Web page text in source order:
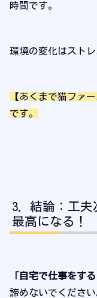
時間です。
環境の変化はストレ
【あくまで猫ファ
です。
結論：工夫
最高になる！
「自宅で仕事をす
諦めないでください